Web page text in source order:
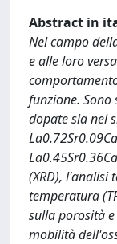
Abstract in
Nel campo
e alle loro
funzione.
dopate sia nel
(XRD), l'analisi
temperatura
sulla porosità
mobilità